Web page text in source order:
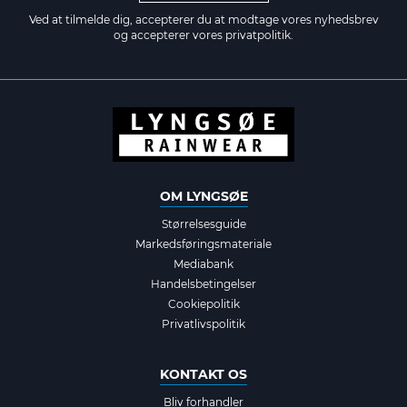
Ved at tilmelde dig, accepterer du at modtage vores nyhedsbrev
og accepterer vores privatpolitik.
OM LYNGSØE
Størrelsesguide
Markedsføringsmateriale
Mediabank
Handelsbetingelser
Cookiepolitik
Privatlivspolitik
KONTAKT OS
Bliv forhandler